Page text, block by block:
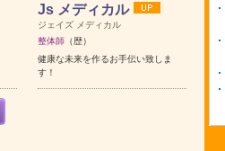
Js メディカル
ジェイズ メディカル
整体師（歴）
健康な未来を作るお手伝い致しま
す！